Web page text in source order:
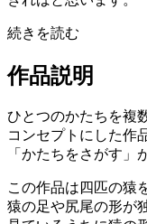
続きを読む
作品説明
ひとつのかたちを複
コンセプトにした作
「かたちをさがす」
この作品は四匹の猿
猿の足や尻尾の形が